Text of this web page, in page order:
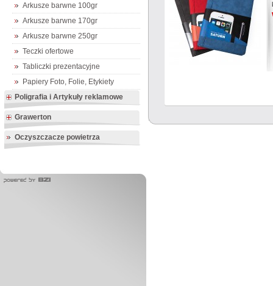
Arkusze barwne 100gr
Arkusze barwne 170gr
Arkusze barwne 250gr
Teczki ofertowe
Tabliczki prezentacyjne
Papiery Foto, Folie, Etykiety
Poligrafia i Artykuły reklamowe
Grawerton
Oczyszczacze powietrza